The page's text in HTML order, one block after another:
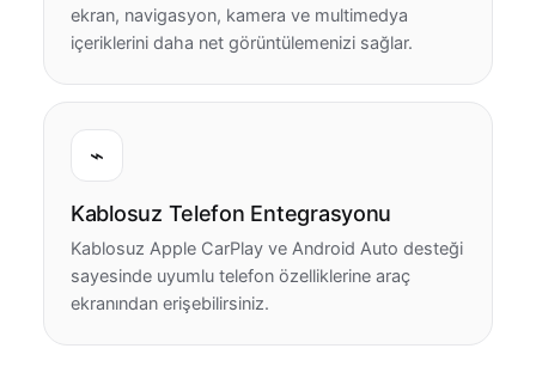
ekran, navigasyon, kamera ve multimedya
içeriklerini daha net görüntülemenizi sağlar.
⌁
Kablosuz Telefon Entegrasyonu
Kablosuz Apple CarPlay ve Android Auto desteği
sayesinde uyumlu telefon özelliklerine araç
ekranından erişebilirsiniz.